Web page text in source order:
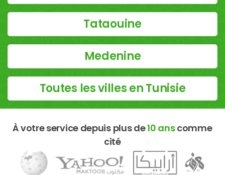
Tataouine
Medenine
Toutes les villes en Tunisie
À votre service depuis plus de10 anscomme
cité